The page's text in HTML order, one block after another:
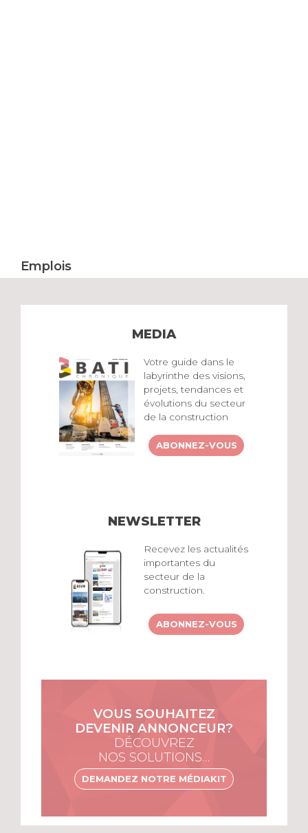
Emplois
MEDIA
Votre guide dans le
labyrinthe des visions,
projets, tendances et
évolutions du secteur
de la construction
ABONNEZ-VOUS
NEWSLETTER
Recevez les actualités
importantes du
secteur de la
construction.
ABONNEZ-VOUS
VOUS SOUHAITEZ
DEVENIR ANNONCEUR?
DÉCOUVREZ
NOS SOLUTIONS…
DEMANDEZ NOTRE MÉDIAKIT